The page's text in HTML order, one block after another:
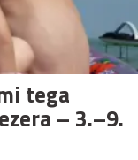
tega
– 3.–9.